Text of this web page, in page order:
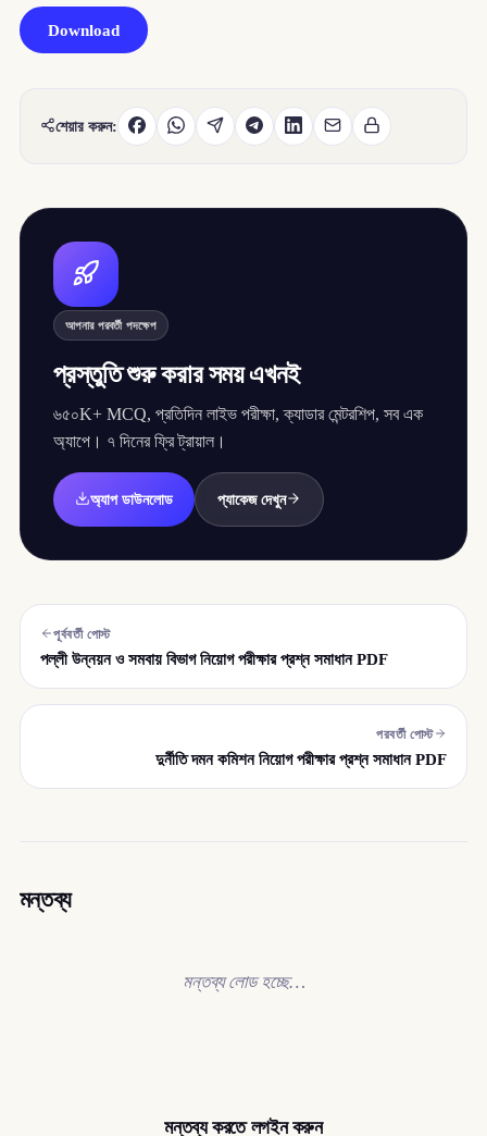
Download
শেয়ার করুন:
আপনার পরবর্তী পদক্ষেপ
প্রস্তুতি শুরু করার সময় এখনই
৬৫০K+ MCQ, প্রতিদিন লাইভ পরীক্ষা, ক্যাডার মেন্টরশিপ, সব এক
অ্যাপে। ৭ দিনের ফ্রি ট্রায়াল।
অ্যাপ ডাউনলোড প্যাকেজ দেখুন
পূর্ববর্তী পোস্ট
পল্লী উন্নয়ন ও সমবায় বিভাগ নিয়োগ পরীক্ষার প্রশ্ন সমাধান PDF
পরবর্তী পোস্ট
দুর্নীতি দমন কমিশন নিয়োগ পরীক্ষার প্রশ্ন সমাধান PDF
মন্তব্য
মন্তব্য লোড হচ্ছে…
মন্তব্য করতে লগইন করুন